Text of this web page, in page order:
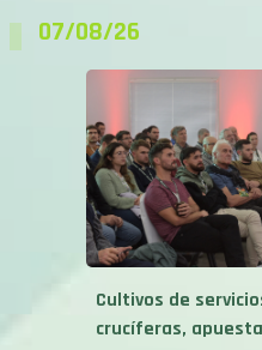
07/08/26
Cultivos de
crucíferas,